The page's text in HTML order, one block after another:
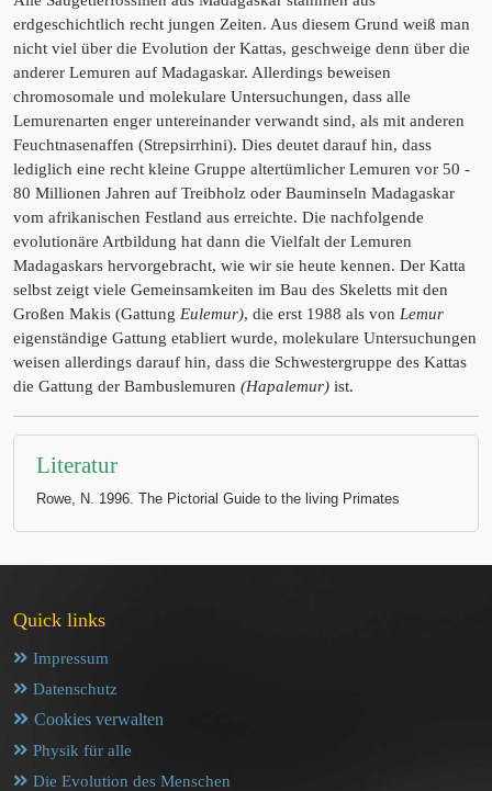
erdgeschichtlich recht jungen Zeiten. Aus diesem Grund weiß man
nicht viel über die Evolution der Kattas, geschweige denn über die
anderer Lemuren auf Madagaskar. Allerdings beweisen
chromosomale und molekulare Untersuchungen, dass alle
Lemurenarten enger untereinander verwandt sind, als mit anderen
Feuchtnasenaffen (Strepsirrhini). Dies deutet darauf hin, dass
lediglich eine recht kleine Gruppe altertümlicher Lemuren vor 50 -
80 Millionen Jahren auf Treibholz oder Bauminseln Madagaskar
vom afrikanischen Festland aus erreichte. Die nachfolgende
evolutionäre Artbildung hat dann die Vielfalt der Lemuren
Madagaskars hervorgebracht, wie wir sie heute kennen. Der Katta
selbst zeigt viele Gemeinsamkeiten im Bau des Skeletts mit den
Großen Makis (Gattung Eulemur), die erst 1988 als von Lemur
eigenständige Gattung etabliert wurde, molekulare Untersuchungen
weisen allerdings darauf hin, dass die Schwestergruppe des Kattas
die Gattung der Bambuslemuren (Hapalemur) ist.
Literatur
Rowe, N. 1996. The Pictorial Guide to the living Primates
Quick links
Impressum
Datenschutz
Cookies verwalten
Physik für alle
Die Evolution des Menschen